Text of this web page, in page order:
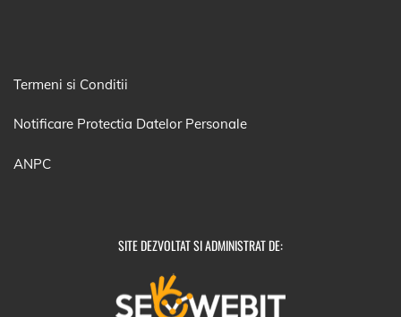
Termeni si Conditii
Notificare Protectia Datelor Personale
ANPC
SITE DEZVOLTAT SI ADMINISTRAT DE: